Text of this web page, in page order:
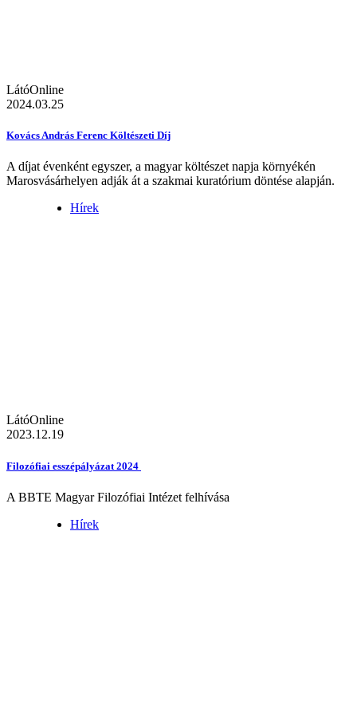
LátóOnline
2024.03.25
Kovács András Ferenc Költészeti Díj
A díjat évenként egyszer, a magyar költészet napja környékén
Marosvásárhelyen adják át a szakmai kuratórium döntése alapján.
Hírek
LátóOnline
2023.12.19
Filozófiai esszépályázat 2024
A BBTE Magyar Filozófiai Intézet felhívása
Hírek